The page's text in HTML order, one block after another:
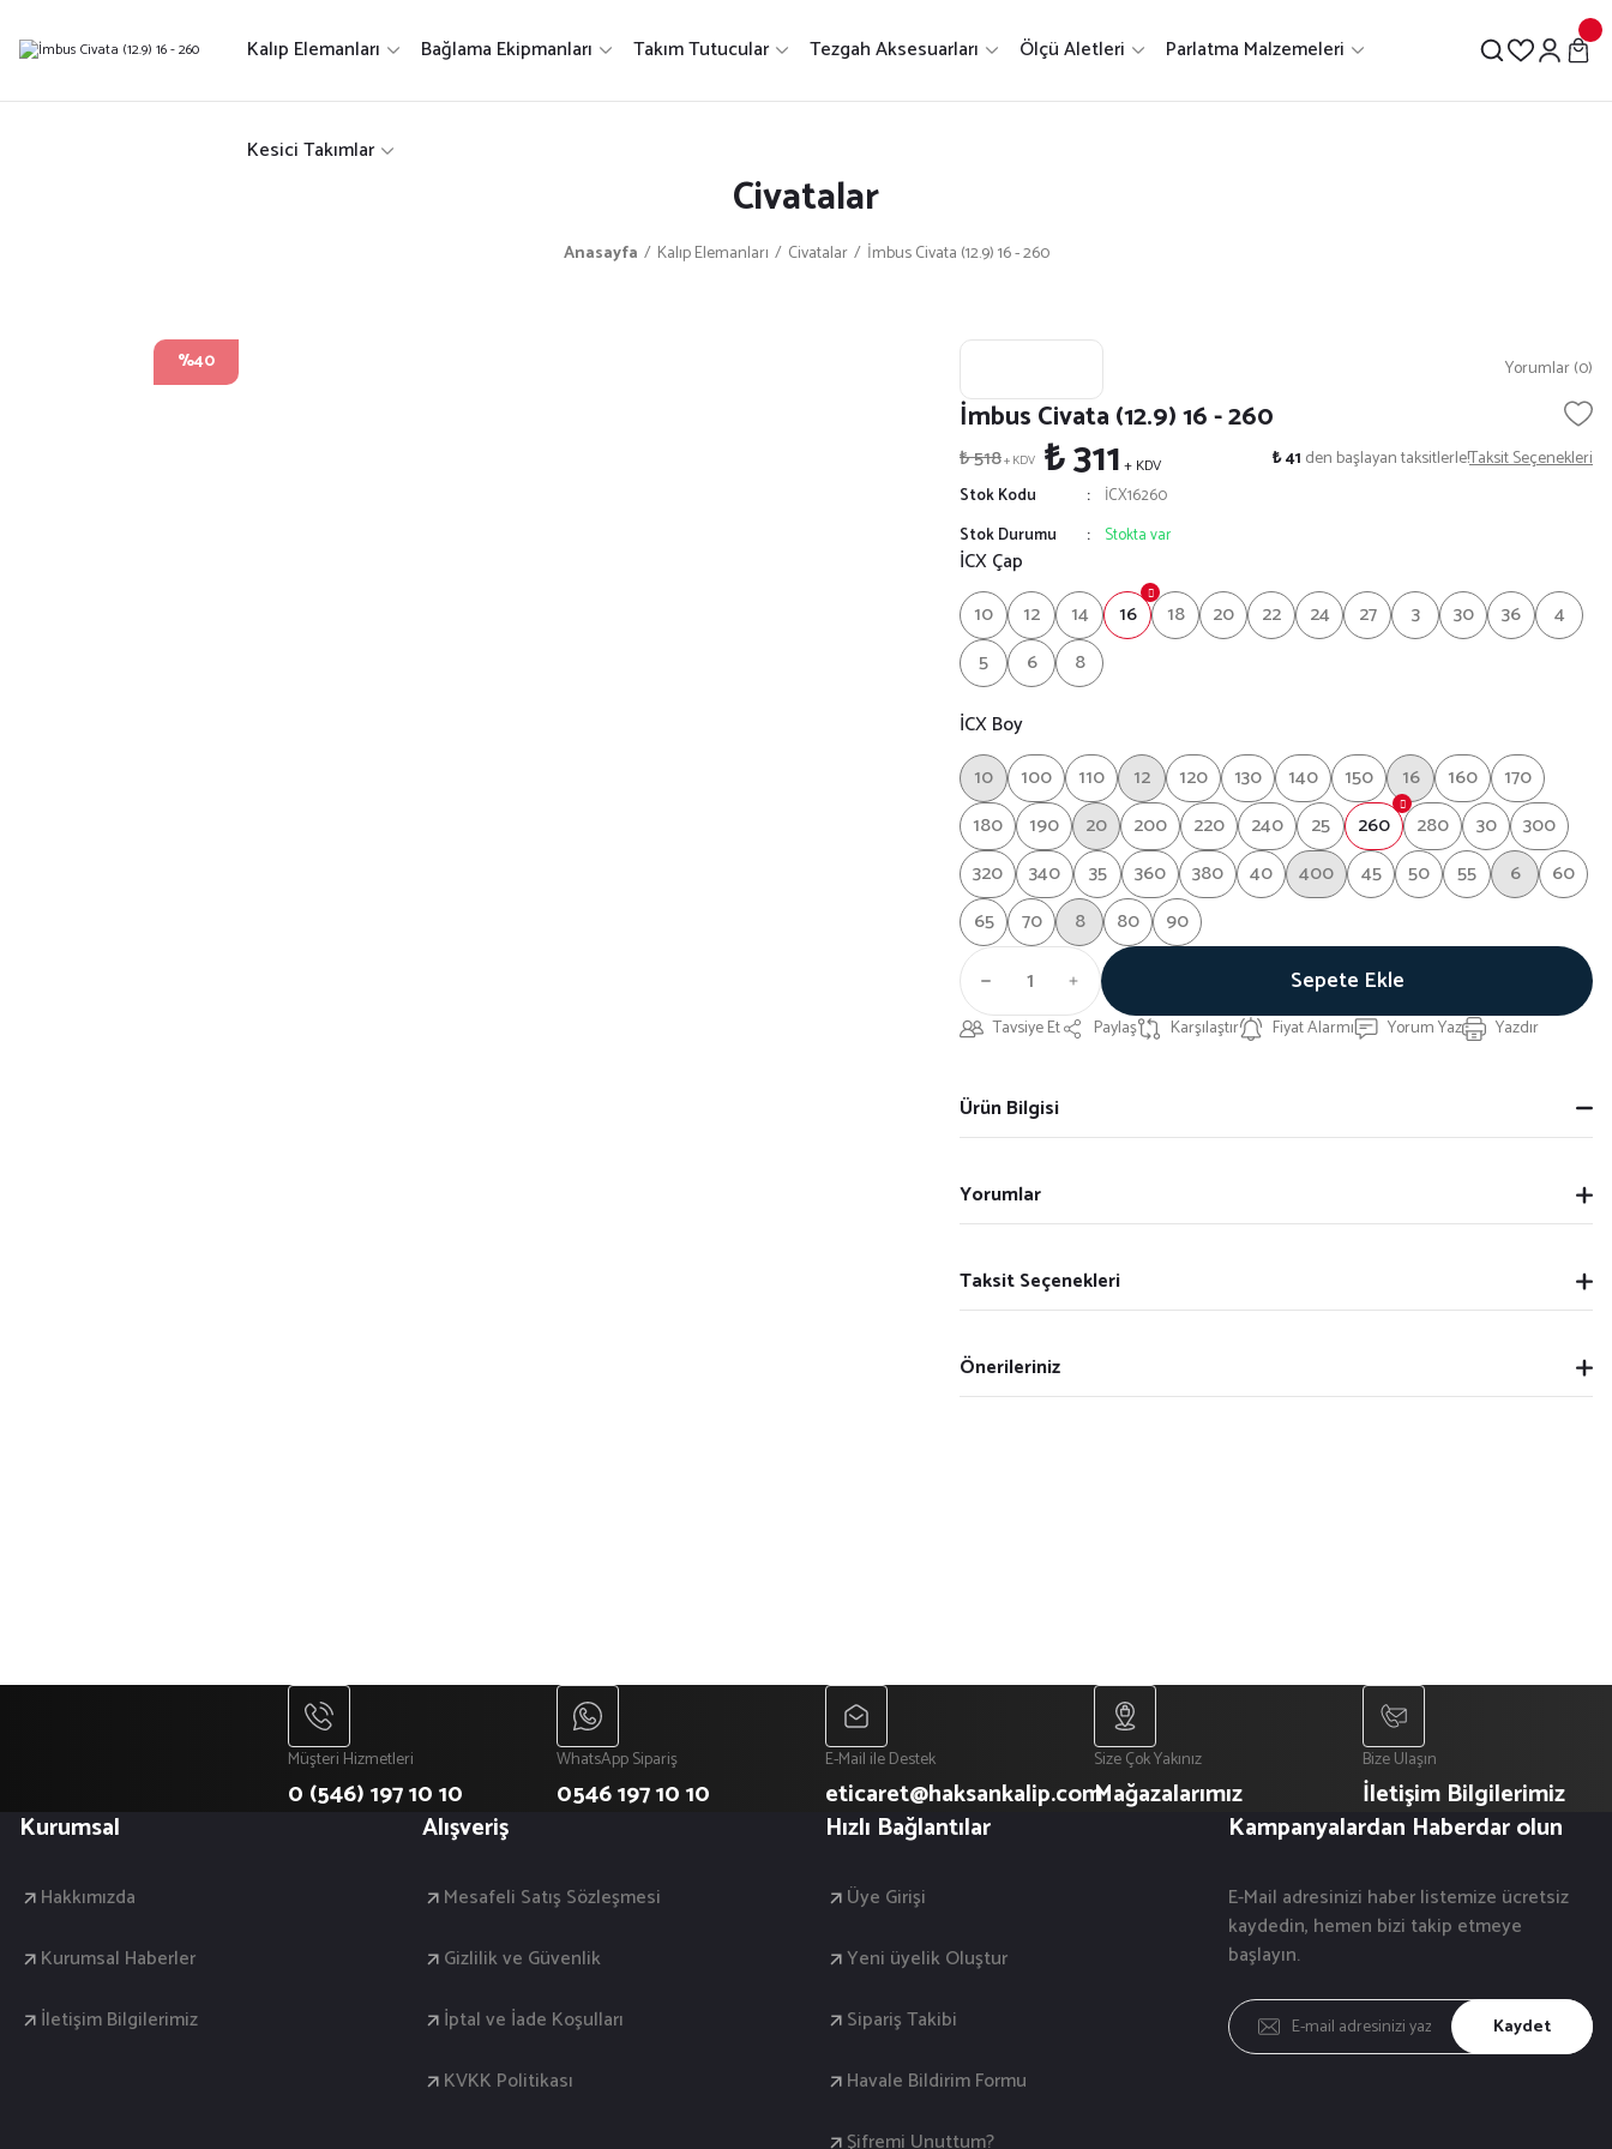
Kalıp Elemanları Bağlama Ekipmanları Takım Tutucular Tezgah Aksesuarları Ölçü Aletleri Parlatma Malzemeleri
Kesici Takımlar
Civatalar
Anasayfa Kalıp Elemanları Civatalar İmbus Civata (12.9) 16 - 260
%40 Yorumlar (0)
İmbus Civata (12.9) 16 - 260
₺ 518+ KDV ₺ 311 + KDV ₺ 41 den başlayan taksitlerle!Taksit Seçenekleri
Stok Kodu
İCX16260
Stok Durumu
Stokta var
İCX Çap
10
12 14 16 18 20 22 24 27 3 30 36
4
5
6
8
İCX Boy
10
100 110 12 120 130 140 150 16 160
170
180
190 20 200 220 240 25 260 280 30
300
320
340 35 360 380 40 400 45 50 55 6
60
65
70 8 80 90
Sepete Ekle
Tavsiye Et Paylaş Karşılaştır Fiyat Alarmı Yorum Yaz Yazdır
Ürün Bilgisi
Yorumlar
Taksit Seçenekleri
Önerileriniz
Müşteri Hizmetleri
0 (546) 197 10 10
WhatsApp Sipariş
0546 197 10 10
E-Mail ile Destek
eticaret@haksankalip.com
Size Çok Yakınız
Mağazalarımız
Bize Ulaşın
İletişim Bilgilerimiz
Kurumsal
Hakkımızda
Kurumsal Haberler
İletişim Bilgilerimiz
Alışveriş
Mesafeli Satış Sözleşmesi
Gizlilik ve Güvenlik
İptal ve İade Koşulları
KVKK Politikası
Hızlı Bağlantılar
Üye Girişi
Yeni üyelik Oluştur
Sipariş Takibi
Havale Bildirim Formu
Şifremi Unuttum?
Kampanyalardan Haberdar olun
E-Mail adresinizi haber listemize ücretsiz
kaydedin, hemen bizi takip etmeye
başlayın.
Kaydet